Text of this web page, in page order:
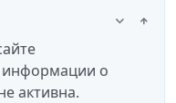
информации о
активна.